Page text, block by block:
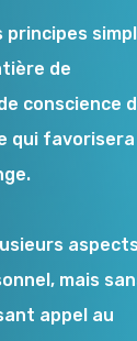
de
conscience
qui favorisera
mais
appel au